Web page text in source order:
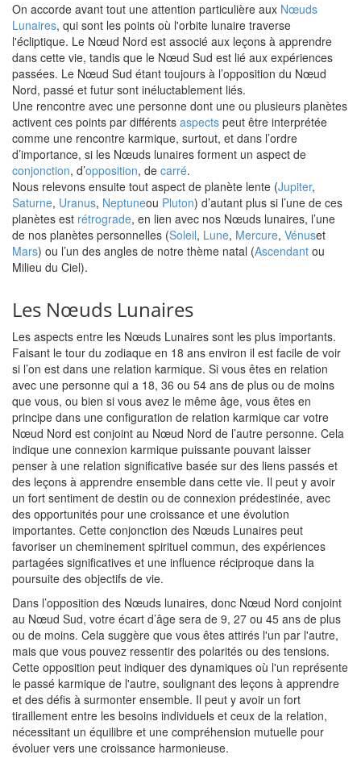
On accorde avant tout une attention particulière aux Nœuds
Lunaires, qui sont les points où l'orbite lunaire traverse
l'écliptique. Le Nœud Nord est associé aux leçons à apprendre
dans cette vie, tandis que le Nœud Sud est lié aux expériences
passées. Le Nœud Sud étant toujours à l’opposition du Nœud
Nord, passé et futur sont inéluctablement liés.
Une rencontre avec une personne dont une ou plusieurs planètes
activent ces points par différents aspects peut être interprétée
comme une rencontre karmique, surtout, et dans l’ordre
d’importance, si les Nœuds lunaires forment un aspect de
conjonction, d’opposition, de carré.
Nous relevons ensuite tout aspect de planète lente (Jupiter,
Saturne, Uranus, Neptuneou Pluton) d’autant plus si l’une de ces
planètes est rétrograde, en lien avec nos Nœuds lunaires, l’une
de nos planètes personnelles (Soleil, Lune, Mercure, Vénuset
Mars) ou l’un des angles de notre thème natal (Ascendant ou
Milieu du Ciel).
Les Nœuds Lunaires
Les aspects entre les Nœuds Lunaires sont les plus importants.
Faisant le tour du zodiaque en 18 ans environ il est facile de voir
si l’on est dans une relation karmique. Si vous êtes en relation
avec une personne qui a 18, 36 ou 54 ans de plus ou de moins
que vous, ou bien si vous avez le même âge, vous êtes en
principe dans une configuration de relation karmique car votre
Nœud Nord est conjoint au Nœud Nord de l’autre personne. Cela
indique une connexion karmique puissante pouvant laisser
penser à une relation significative basée sur des liens passés et
des leçons à apprendre ensemble dans cette vie. Il peut y avoir
un fort sentiment de destin ou de connexion prédestinée, avec
des opportunités pour une croissance et une évolution
importantes. Cette conjonction des Nœuds Lunaires peut
favoriser un cheminement spirituel commun, des expériences
partagées significatives et une influence réciproque dans la
poursuite des objectifs de vie.
Dans l’opposition des Nœuds lunaires, donc Nœud Nord conjoint
au Nœud Sud, votre écart d’âge sera de 9, 27 ou 45 ans de plus
ou de moins. Cela suggère que vous êtes attirés l'un par l'autre,
mais que vous pouvez ressentir des polarités ou des tensions.
Cette opposition peut indiquer des dynamiques où l'un représente
le passé karmique de l'autre, soulignant des leçons à apprendre
et des défis à surmonter ensemble. Il peut y avoir un fort
tiraillement entre les besoins individuels et ceux de la relation,
nécessitant un équilibre et une compréhension mutuelle pour
évoluer vers une croissance harmonieuse.